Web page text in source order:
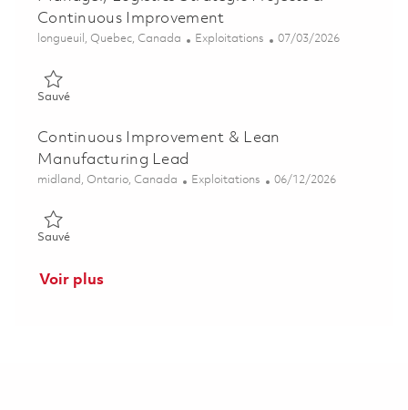
Continuous Improvement
Emplacement
longueuil, Quebec, Canada Catégorie
Exploitations Posted Date
07/03/2026
SauvéSauvé Gestionnaire Senior, Logistique des projets
Continuous Improvement & Lean
Manufacturing Lead
Emplacement
midland, Ontario, Canada Catégorie
Exploitations Posted Date
06/12/2026
SauvéSauvé Continuous Improvement & Lean Manufacturing Lead
Voir plus